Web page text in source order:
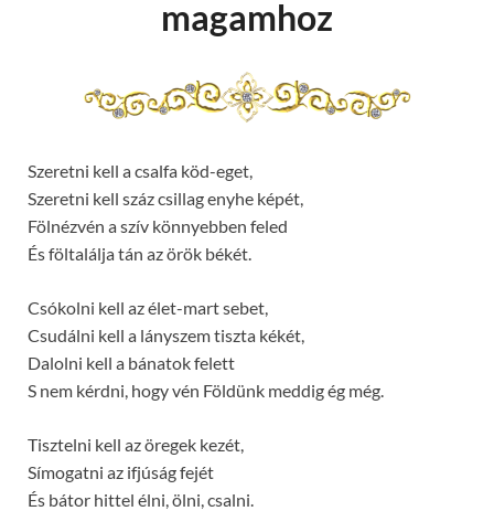
magamhoz
Szeretni kell a csalfa köd-eget,
Szeretni kell száz csillag enyhe képét,
Fölnézvén a szív könnyebben feled
És föltalálja tán az örök békét.
Csókolni kell az élet-mart sebet,
Csudálni kell a lányszem tiszta kékét,
Dalolni kell a bánatok felett
S nem kérdni, hogy vén Földünk meddig ég még.
Tisztelni kell az öregek kezét,
Símogatni az ifjúság fejét
És bátor hittel élni, ölni, csalni.